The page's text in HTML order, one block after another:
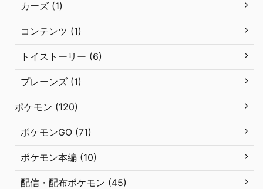
カーズ (1)
コンテンツ (1)
トイストーリー (6)
プレーンズ (1)
ポケモン (120)
ポケモンGO (71)
ポケモン本編 (10)
配信・配布ポケモン (45)